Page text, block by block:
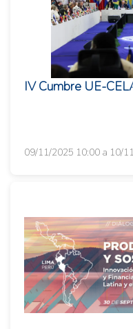
IV Cumbre UE-
09/11/2025 10:00 a 10/